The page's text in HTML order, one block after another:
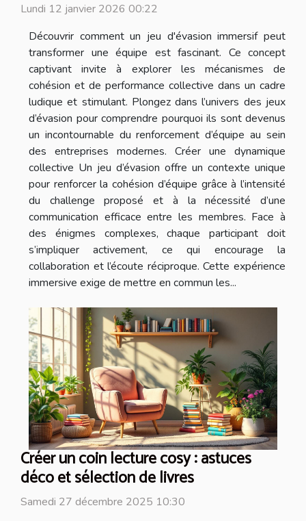
Lundi 12 janvier 2026 00:22
Découvrir comment un jeu d'évasion immersif peut
transformer une équipe est fascinant. Ce concept
captivant invite à explorer les mécanismes de
cohésion et de performance collective dans un cadre
ludique et stimulant. Plongez dans l’univers des jeux
d’évasion pour comprendre pourquoi ils sont devenus
un incontournable du renforcement d’équipe au sein
des entreprises modernes. Créer une dynamique
collective Un jeu d’évasion offre un contexte unique
pour renforcer la cohésion d’équipe grâce à l’intensité
du challenge proposé et à la nécessité d’une
communication efficace entre les membres. Face à
des énigmes complexes, chaque participant doit
s’impliquer activement, ce qui encourage la
collaboration et l’écoute réciproque. Cette expérience
immersive exige de mettre en commun les...
Créer un coin lecture cosy : astuces
déco et sélection de livres
Samedi 27 décembre 2025 10:30